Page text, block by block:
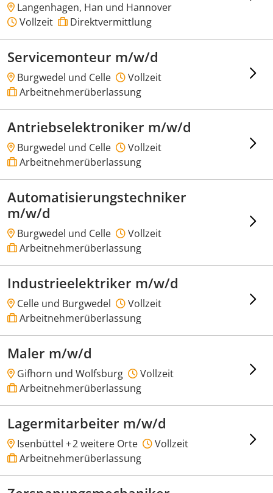
Langenhagen, Han und Hannover
Vollzeit
Direktvermittlung
Servicemonteur m/w/d
Burgwedel und Celle
Vollzeit
Arbeitnehmerüberlassung
Antriebselektroniker m/w/d
Burgwedel und Celle
Vollzeit
Arbeitnehmerüberlassung
Automatisierungstechniker
m/w/d
Burgwedel und Celle
Vollzeit
Arbeitnehmerüberlassung
Industrieelektriker m/w/d
Celle und Burgwedel
Vollzeit
Arbeitnehmerüberlassung
Maler m/w/d
Gifhorn und Wolfsburg
Vollzeit
Arbeitnehmerüberlassung
Lagermitarbeiter m/w/d
Isenbüttel +2 weitere Orte
Vollzeit
Arbeitnehmerüberlassung